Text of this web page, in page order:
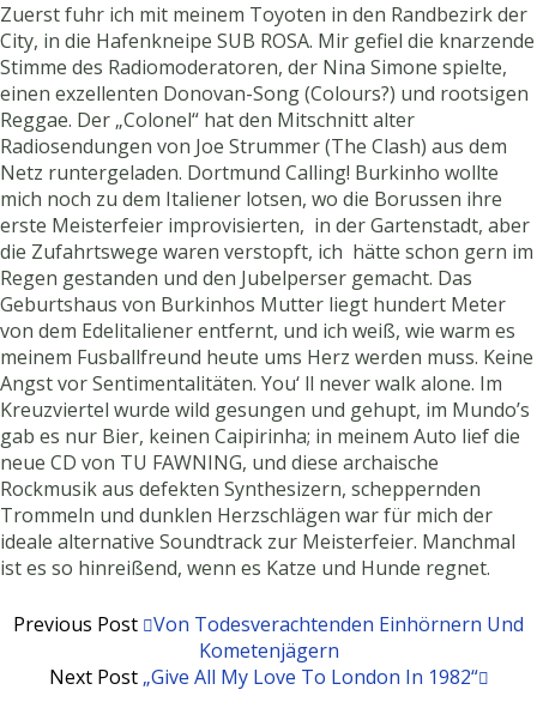
Zuerst fuhr ich mit meinem Toyoten in den Randbezirk der
City, in die Hafenkneipe SUB ROSA. Mir gefiel die knarzende
Stimme des Radiomoderatoren, der Nina Simone spielte,
einen exzellenten Donovan-Song (Colours?) und rootsigen
Reggae. Der „Colonel“ hat den Mitschnitt alter
Radiosendungen von Joe Strummer (The Clash) aus dem
Netz runtergeladen. Dortmund Calling! Burkinho wollte
mich noch zu dem Italiener lotsen, wo die Borussen ihre
erste Meisterfeier improvisierten, in der Gartenstadt, aber
die Zufahrtswege waren verstopft, ich hätte schon gern im
Regen gestanden und den Jubelperser gemacht. Das
Geburtshaus von Burkinhos Mutter liegt hundert Meter
von dem Edelitaliener entfernt, und ich weiß, wie warm es
meinem Fusballfreund heute ums Herz werden muss. Keine
Angst vor Sentimentalitäten. You‘ ll never walk alone. Im
Kreuzviertel wurde wild gesungen und gehupt, im Mundo’s
gab es nur Bier, keinen Caipirinha; in meinem Auto lief die
neue CD von TU FAWNING, und diese archaische
Rockmusik aus defekten Synthesizern, scheppernden
Trommeln und dunklen Herzschlägen war für mich der
ideale alternative Soundtrack zur Meisterfeier. Manchmal
ist es so hinreißend, wenn es Katze und Hunde regnet.
Previous Post Von Todesverachtenden Einhörnern Und
Kometenjägern
Next Post „Give All My Love To London In 1982“